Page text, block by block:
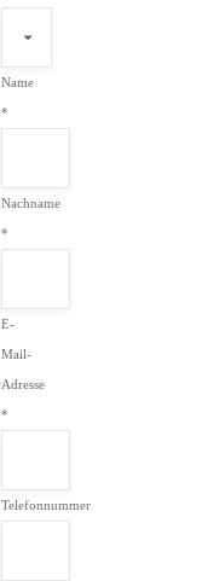
Name
*
Nachname
*
E-
Mail-
Adresse
*
Telefonnummer